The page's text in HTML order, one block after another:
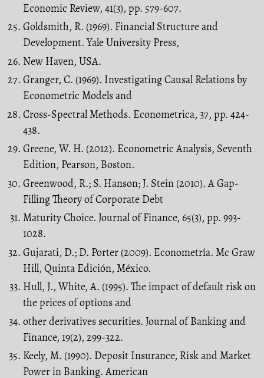
Economic Review, 41(3), pp. 579-607.
Goldsmith, R. (1969). Financial Structure and
Development. Yale University Press,
New Haven, USA.
Granger, C. (1969). Investigating Causal Relations by
Econometric Models and
Cross-Spectral Methods. Econometrica, 37, pp. 424-
438.
Greene, W. H. (2012). Econometric Analysis, Seventh
Edition, Pearson, Boston.
Greenwood, R.; S. Hanson; J. Stein (2010). A Gap-
Filling Theory of Corporate Debt
Maturity Choice. Journal of Finance, 65(3), pp. 993-
1028.
Gujarati, D.; D. Porter (2009). Econometría. Mc Graw
Hill, Quinta Edición, México.
Hull, J., White, A. (1995). The impact of default risk on
the prices of options and
other derivatives securities. Journal of Banking and
Finance, 19(2), 299-322.
Keely, M. (1990). Deposit Insurance, Risk and Market
Power in Banking. American